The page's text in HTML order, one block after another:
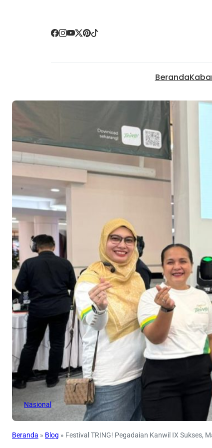
Beranda
Nasional
Beranda » Blog » Festival TRING! Pegadaian Kanwil IX Sukses,